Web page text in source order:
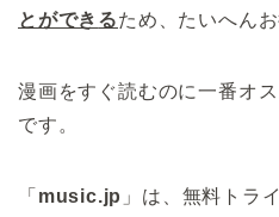
とができ るため、たいへんお
漫画をすぐ読むのに一番オス
です。
「 music.jp 」は、無料トラ